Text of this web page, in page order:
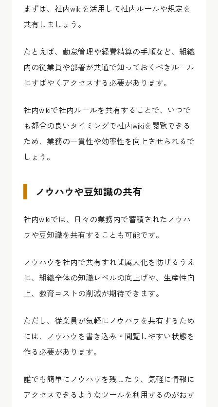
まずは、社内wikiを活用して社内ルールや規定を
共有しましょう。
たとえば、勤怠管理や経費精算の手順など、組織
内の従業員や部署が共通で知っておくべきルール
にすばやくアクセスする必要があります。
社内wikiで社内ルールを共有することで、いつで
も都合の良いタイミングで社内wikiを閲覧できる
ため、業務の一貫性や効率性を向上させられるで
しょう。
ノウハウや豆知識の共有
社内wikiでは、日々の業務内で蓄積されたノウハ
ウや豆知識を共有することも可能です。
ノウハウを社内で共有すれば属人化を防げるうえ
に、組織全体の知識レベルの底上げや、生産性向
上、教育コストの削減が期待できます。
ただし、従業員が気軽にノウハウを共有するため
には、ノウハウを書き込み・閲覧しやすい状態を
作る必要があります。
誰でも簡単にノウハウを残したり、気軽に情報に
アクセスできるようなツールを利用するのがおす